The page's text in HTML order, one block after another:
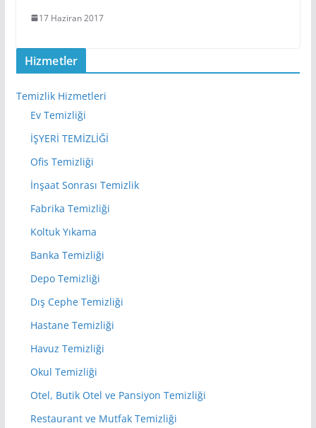
17 Haziran 2017
Hizmetler
Temizlik Hizmetleri
Ev Temizliği
İŞYERİ TEMİZLİĞİ
Ofis Temizliği
İnşaat Sonrası Temizlik
Fabrika Temizliği
Koltuk Yıkama
Banka Temizliği
Depo Temizliği
Dış Cephe Temizliği
Hastane Temizliği
Havuz Temizliği
Okul Temizliği
Otel, Butik Otel ve Pansiyon Temizliği
Restaurant ve Mutfak Temizliği